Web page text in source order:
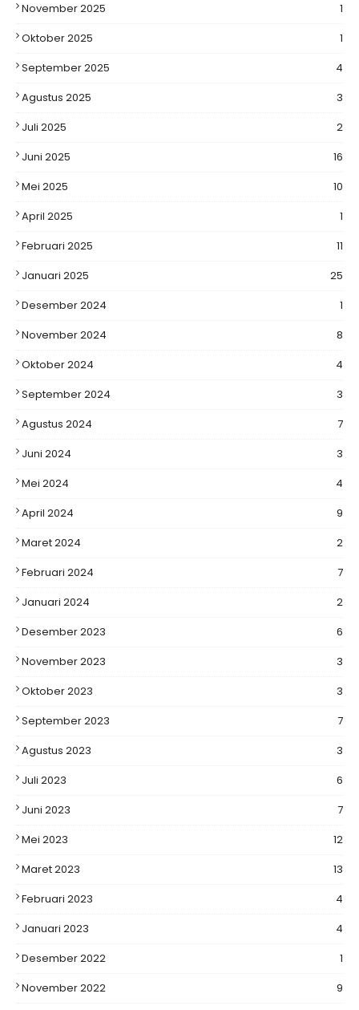
November 2025
1
Oktober 2025
1
September 2025
4
Agustus 2025
3
Juli 2025
2
Juni 2025
16
Mei 2025
10
April 2025
1
Februari 2025
11
Januari 2025
25
Desember 2024
1
November 2024
8
Oktober 2024
4
September 2024
3
Agustus 2024
7
Juni 2024
3
Mei 2024
4
April 2024
9
Maret 2024
2
Februari 2024
7
Januari 2024
2
Desember 2023
6
November 2023
3
Oktober 2023
3
September 2023
7
Agustus 2023
3
Juli 2023
6
Juni 2023
7
Mei 2023
12
Maret 2023
13
Februari 2023
4
Januari 2023
4
Desember 2022
1
November 2022
9